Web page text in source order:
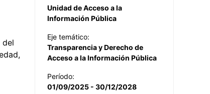
del
Unidad de Acceso a la
Información Pública
Eje temático:
Transparencia y Derecho de
Acceso a la Información Pública
Período:
01/09/2025 - 30/12/2028